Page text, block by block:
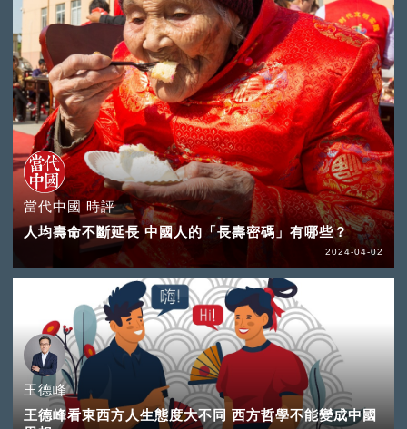
當代中國 時評
人均壽命不斷延長 中國人的「長壽密碼」有哪些？
2024-04-02
王德峰
王德峰看東西方人生態度大不同 西方哲學不能變成中國